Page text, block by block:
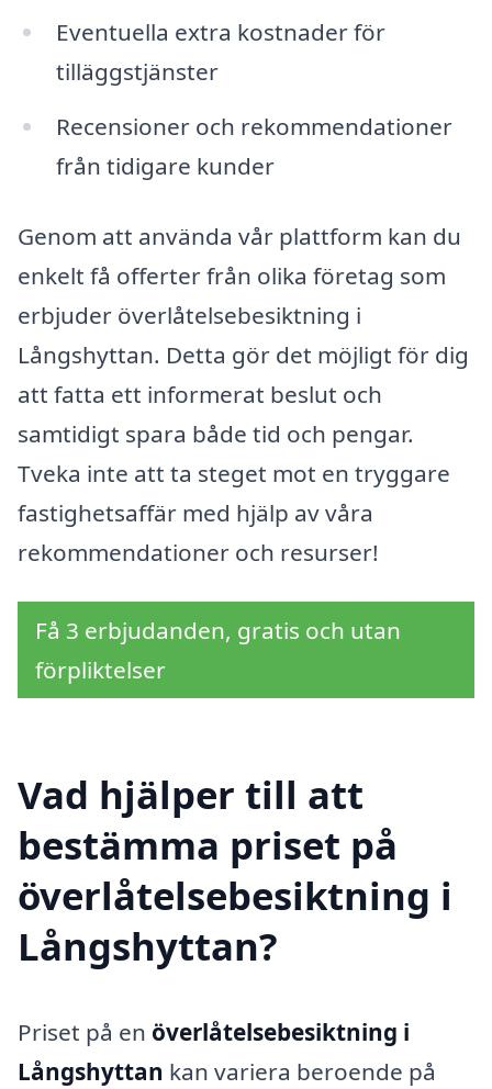
Eventuella extra kostnader för
tilläggstjänster
Recensioner och rekommendationer
från tidigare kunder
Genom att använda vår plattform kan du
enkelt få offerter från olika företag som
erbjuder överlåtelsebesiktning i
Långshyttan. Detta gör det möjligt för dig
att fatta ett informerat beslut och
samtidigt spara både tid och pengar.
Tveka inte att ta steget mot en tryggare
fastighetsaffär med hjälp av våra
rekommendationer och resurser!
Få 3 erbjudanden, gratis och utan
förpliktelser
Vad hjälper till att
bestämma priset på
överlåtelsebesiktning i
Långshyttan?
Priset på en överlåtelsebesiktning i
Långshyttan kan variera beroende på